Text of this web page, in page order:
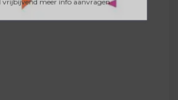
vrijbijvend meer info aanvragen